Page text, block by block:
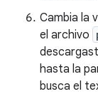
Cambia la
el archivo
hasta la
busca el